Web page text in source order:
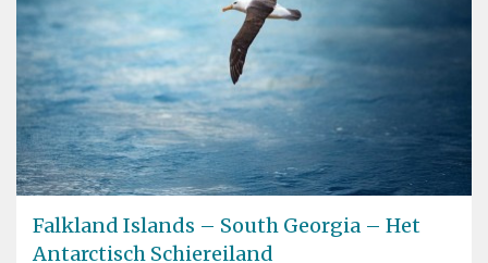
Falkland Islands – South Georgia – Het
Antarctisch Schiereiland